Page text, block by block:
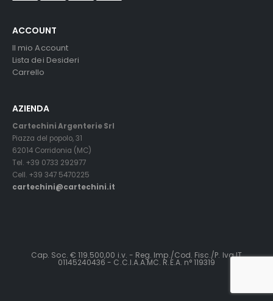
ACCOUNT
Il mio Account
Lista dei Desideri
Carrello
AZIENDA
Cartechini Argenterie Srl
Piazza del popolo, 31
62014 Corridonia (MC)
Tel. +39 0733 292977
Cell. +39 347 5470225
cartechini@cartechini.it
Cap. Soc. € 119.500,00 i.v. - Reg. Imp./Cod. Fisc./P. Iva IT
01145240436 - C.C.I.A.A.MC. R.E.A. n° 119319